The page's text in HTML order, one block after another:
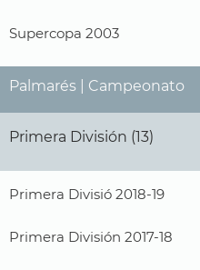
Supercopa 2003
Palmarés | Campeonato
Primera División (13)
Primera Divisió 2018-19
Primera División 2017-18